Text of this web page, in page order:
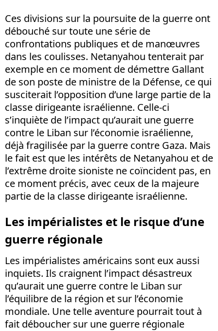
Ces divisions sur la poursuite de la guerre ont
débouché sur toute une série de
confrontations publiques et de manœuvres
dans les coulisses. Netanyahou tenterait par
exemple en ce moment de démettre Gallant
de son poste de ministre de la Défense, ce qui
susciterait l’opposition d’une large partie de la
classe dirigeante israélienne. Celle-ci
s’inquiète de l’impact qu’aurait une guerre
contre le Liban sur l’économie israélienne,
déjà fragilisée par la guerre contre Gaza. Mais
le fait est que les intérêts de Netanyahou et de
l’extrême droite sioniste ne coïncident pas, en
ce moment précis, avec ceux de la majeure
partie de la classe dirigeante israélienne.
Les impérialistes et le risque d’une
guerre régionale
Les impérialistes américains sont eux aussi
inquiets. Ils craignent l’impact désastreux
qu’aurait une guerre contre le Liban sur
l’équilibre de la région et sur l’économie
mondiale. Une telle aventure pourrait tout à
fait déboucher sur une guerre régionale